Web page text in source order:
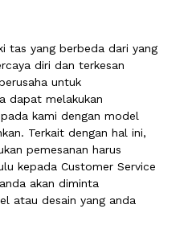
tas yang berbeda dari yang
diri dan terkesan
untuk
dapat melakukan
kami dengan model
Terkait dengan hal ini,
pemesanan harus
kepada Customer Service
akan diminta
atau desain yang anda